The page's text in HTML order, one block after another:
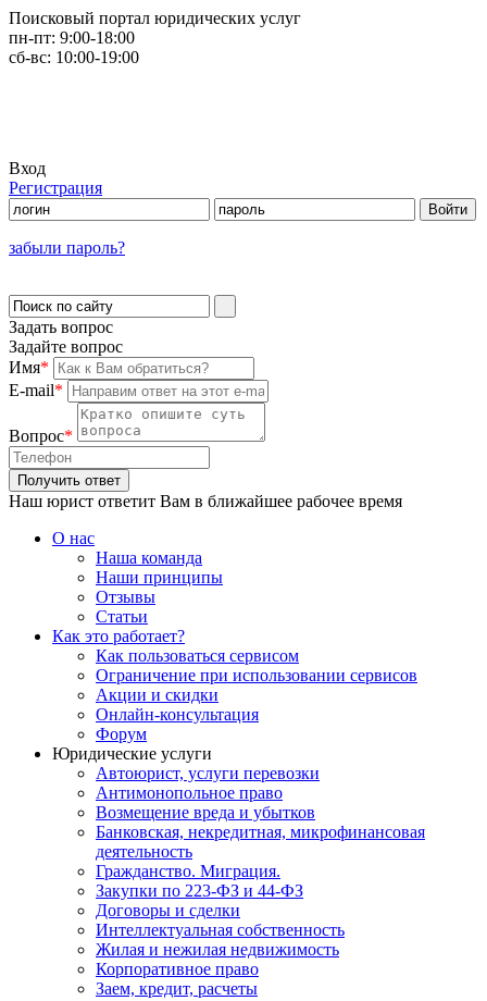
Поисковый портал юридических услуг
пн-пт: 9:00-18:00
сб-вс: 10:00-19:00
Вход
Регистрация
забыли пароль?
Задать вопрос
Задайте вопрос
Имя*
E-mail*
Вопрос*
Наш юрист ответит Вам в ближайшее рабочее время
О нас
Наша команда
Наши принципы
Отзывы
Статьи
Как это работает?
Как пользоваться сервисом
Ограничение при использовании сервисов
Акции и скидки
Онлайн-консультация
Форум
Юридические услуги
Автоюрист, услуги перевозки
Антимонопольное право
Возмещение вреда и убытков
Банковская, некредитная, микрофинансовая
деятельность
Гражданство. Миграция.
Закупки по 223-ФЗ и 44-ФЗ
Договоры и сделки
Интеллектуальная собственность
Жилая и нежилая недвижимость
Корпоративное право
Заем, кредит, расчеты